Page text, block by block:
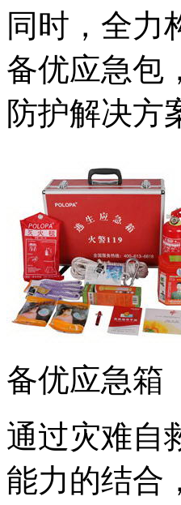
同时，全力
备优应急包
防护解决方
备优应急箱
通过灾难自
能力的结合